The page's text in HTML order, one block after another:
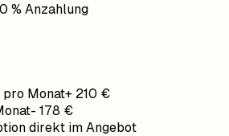
% Anzahlung
pro Monat+ 210 €
- 178 €
direkt im Angebot